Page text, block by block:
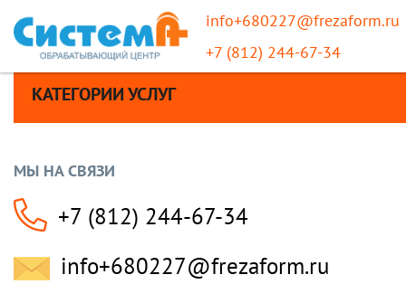
info+680227@frezaform.ru
+7 (812) 244-67-34
КАТЕГОРИИ УСЛУГ
МЫ НА СВЯЗИ
+7 (812) 244-67-34
info+680227@frezaform.ru